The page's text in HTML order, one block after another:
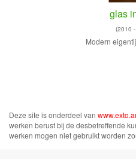
glas
(2010
Modern
Deze site is onderdeel van
werken berust bij de desbetreffende
werken mogen niet gebruikt worden